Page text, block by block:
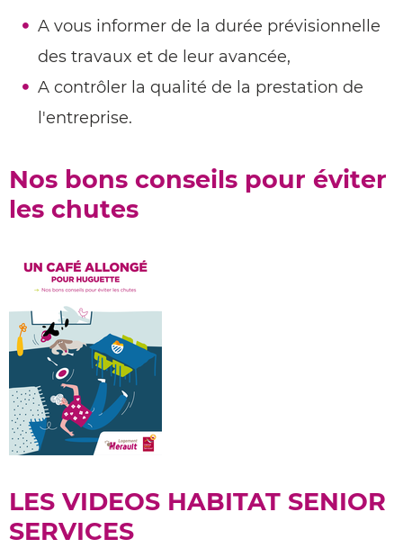
A vous informer de la durée prévisionnelle
des travaux et de leur avancée,
A contrôler la qualité de la prestation de
l'entreprise.
Nos bons conseils pour éviter
les chutes
LES VIDEOS HABITAT SENIOR
SERVICES